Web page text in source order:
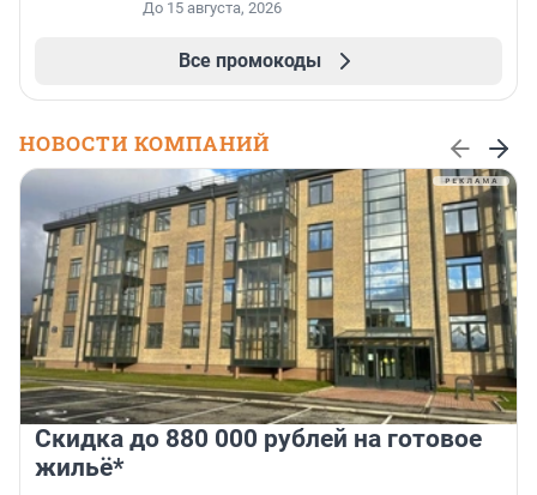
До 15 августа, 2026
Все промокоды
НОВОСТИ КОМПАНИЙ
Скидка до 880 000 рублей на готовое
жильё*